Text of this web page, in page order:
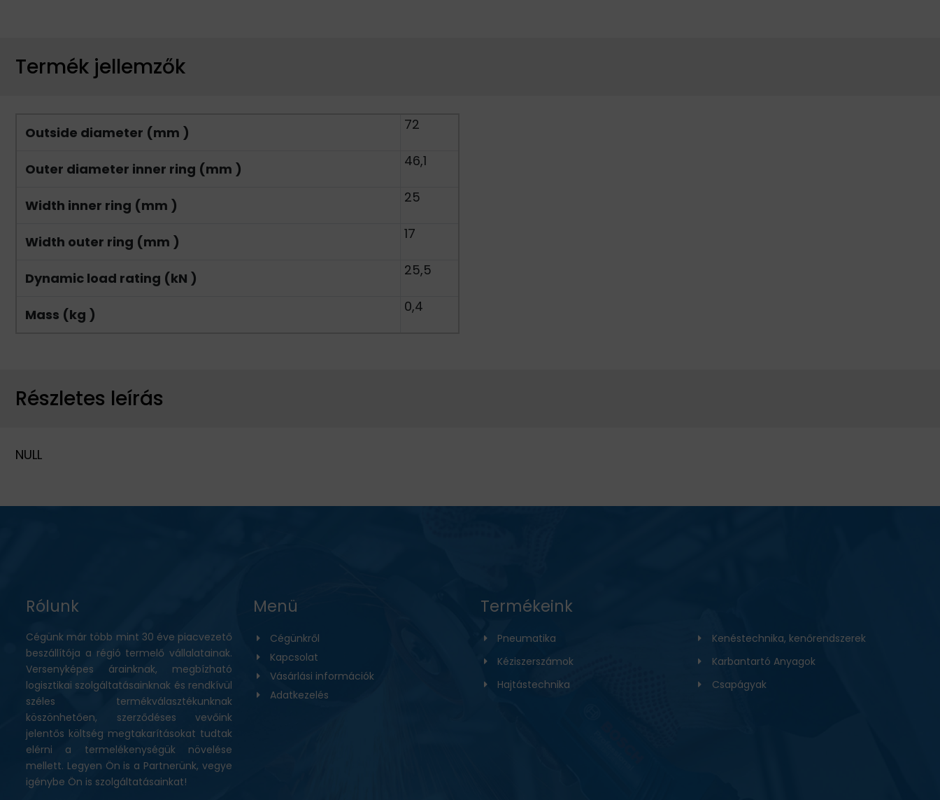
Termék jellemzők
Outside diameter (mm ) 72
Outer diameter inner ring (mm ) 46,1
Width inner ring (mm ) 25
Width outer ring (mm ) 17
Dynamic load rating (kN ) 25,5
Mass (kg ) 0,4
Részletes leírás
NULL
Rólunk
Cégünk már több mint 30 éve piacvezető
beszállítója a régió termelő vállalatainak.
Versenyképes árainknak, megbízható
logisztikai szolgáltatásainknak és rendkívül
széles termékválasztékunknak
köszönhetően, szerződéses vevőink
jelentős költség megtakarításokat tudtak
elérni a termelékenységük növelése
mellett. Legyen Ön is a Partnerünk, vegye
igénybe Ön is szolgáltatásainkat!
Menü
Cégünkről
Kapcsolat
Vásárlási információk
Adatkezelés
Termékeink
Pneumatika
Kéziszerszámok
Hajtástechnika
Kenéstechnika, kenőrendszerek
Karbantartó Anyagok
Csapágyak